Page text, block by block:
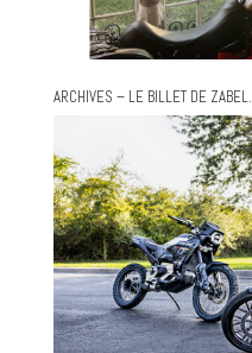
ARCHIVES – LE BILLET DE